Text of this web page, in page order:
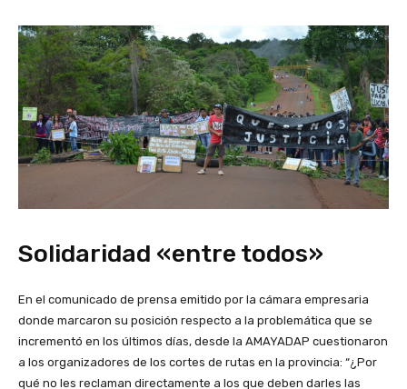
Solidaridad «entre todos»
En el comunicado de prensa emitido por la cámara empresaria
donde marcaron su posición respecto a la problemática que se
incrementó en los últimos días, desde la AMAYADAP cuestionaron
a los organizadores de los cortes de rutas en la provincia: “¿Por
qué no les reclaman directamente a los que deben darles las